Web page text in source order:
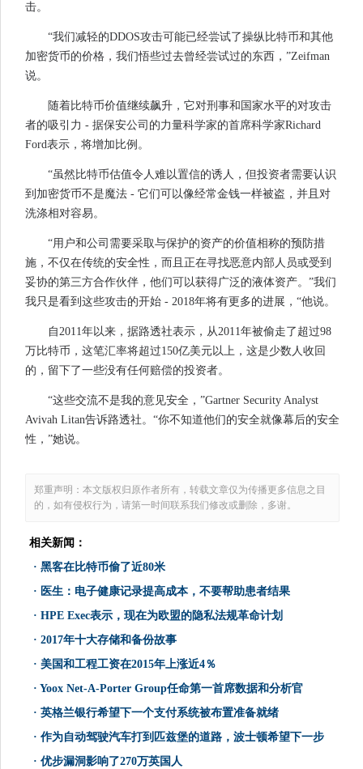
击。
“我们减轻的DDOS攻击可能已经尝试了操纵比特币和其他
加密货币的价格，我们悟些过去曾经尝试过的东西，”Zeifman
说。
随着比特币价值继续飙升，它对刑事和国家水平的对攻击
者的吸引力 - 据保安公司的力量科学家的首席科学家Richard
Ford表示，将增加比例。
“虽然比特币估值令人难以置信的诱人，但投资者需要认识
到加密货币不是魔法 - 它们可以像经常金钱一样被盗，并且对
洗涤相对容易。
“用户和公司需要采取与保护的资产的价值相称的预防措
施，不仅在传统的安全性，而且正在寻找恶意内部人员或受到
妥协的第三方合作伙伴，他们可以获得广泛的液体资产。”我们
我只是看到这些攻击的开始 - 2018年将有更多的进展，“他说。
自2011年以来，据路透社表示，从2011年被偷走了超过98
万比特币，这笔汇率将超过150亿美元以上，这是少数人收回
的，留下了一些没有任何赔偿的投资者。
“这些交流不是我的意见安全，”Gartner Security Analyst
Avivah Litan告诉路透社。“你不知道他们的安全就像幕后的安全
性，”她说。
郑重声明：本文版权归原作者所有，转载文章仅为传播更多信息之目
的，如有侵权行为，请第一时间联系我们修改或删除，多谢。
相关新闻：
· 黑客在比特币偷了近80米
· 医生：电子健康记录提高成本，不要帮助患者结果
· HPE Exec表示，现在为欧盟的隐私法规革命计划
· 2017年十大存储和备份故事
· 美国和工程工资在2015年上涨近4％
· Yoox Net-A-Porter Group任命第一首席数据和分析官
· 英格兰银行希望下一个支付系统被布置准备就绪
· 作为自动驾驶汽车打到匹兹堡的道路，波士顿希望下一步
· 优步漏洞影响了270万英国人